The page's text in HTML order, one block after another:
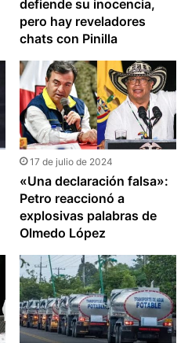
defiende su inocencia,
pero hay reveladores
chats con Pinilla
17 de julio de 2024
«Una declaración falsa»:
Petro reaccionó a
explosivas palabras de
Olmedo López